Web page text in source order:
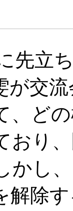
先立
が交
、ど
おり
かし
解除